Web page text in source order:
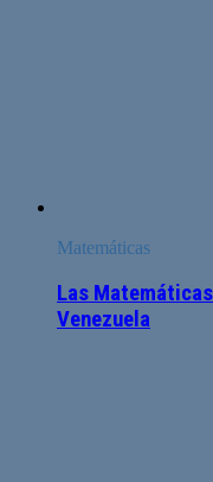
Matemáticas
Las
Venezuela